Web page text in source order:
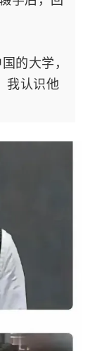
的大学，
我认识他